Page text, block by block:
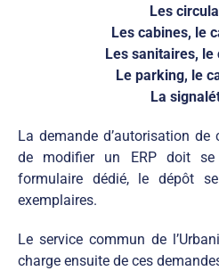
Les
Les cabines, le
Les sanitaires, le
Le parking, le
La
La demande d’autorisation de
de modifier un ERP doit
formulaire dédié, le dépôt
exemplaires.
Le service commun de
charge ensuite de ces